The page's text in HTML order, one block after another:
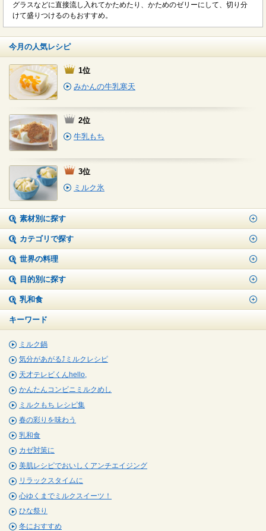
グラスなどに直接流し入れてかためたり、かためのゼリーにして、切り分
けて盛りつけるのもおすすめ。
今月の人気レシピ
1位
みかんの牛乳寒天
2位
牛乳もち
3位
ミルク氷
素材別に探す
カテゴリで探す
世界の料理
目的別に探す
乳和食
キーワード
ミルク鍋
気分があがる⤴ミルクレシピ
天才テレビくんhello,
かんたんコンビニミルクめし
ミルクもち レシピ集
春の彩りを味わう
乳和食
カゼ対策に
美肌レシピでおいしくアンチエイジング
リラックスタイムに
心ゆくまでミルクスイーツ！
ひな祭り
冬におすすめ